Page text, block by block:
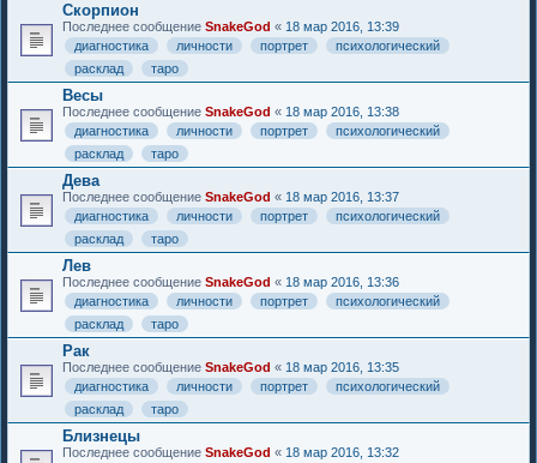
Скорпион
Последнее сообщение SnakeGod « 18 мар 2016, 13:39
диагностика
личности портрет
психологический
расклад
таро
Весы
Последнее сообщение SnakeGod « 18 мар 2016, 13:38
диагностика
личности портрет
психологический
расклад
таро
Дева
Последнее сообщение SnakeGod « 18 мар 2016, 13:37
диагностика
личности портрет
психологический
расклад
таро
Лев
Последнее сообщение SnakeGod « 18 мар 2016, 13:36
диагностика
личности портрет
психологический
расклад
таро
Рак
Последнее сообщение SnakeGod « 18 мар 2016, 13:35
диагностика
личности портрет
психологический
расклад
таро
Близнецы
Последнее сообщение SnakeGod « 18 мар 2016, 13:32